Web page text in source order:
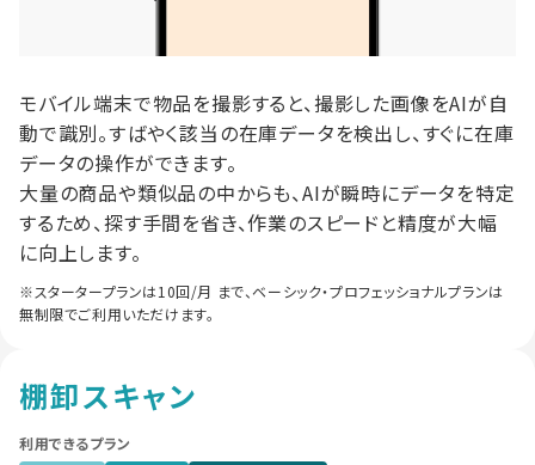
モバイル端末で物品を撮影すると、撮影した画像をAIが自
動で識別。すばやく該当の在庫データを検出し、すぐに在庫
データの操作ができます。
大量の商品や類似品の中からも、AIが瞬時にデータを特定
するため、探す手間を省き、作業のスピードと精度が大幅
に向上します。
※スタータープランは10回/月 まで、ベーシック・プロフェッショナルプランは
無制限でご利用いただけます。
棚卸スキャン
利用できるプラン